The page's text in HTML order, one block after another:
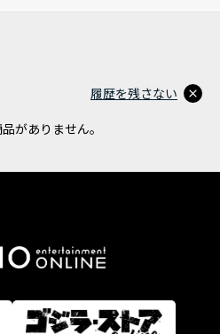
がありません。
履歴を残さない